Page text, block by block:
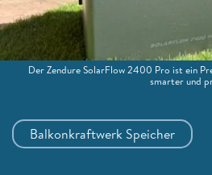
Balkonkraftwerk Speicher
Der Zendure SolarFlow 2400 Pro ist ein
smarter und